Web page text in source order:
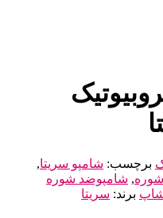
برچسب: شامپو سریتا,
, شامپوضد شوره
برند: سریتا